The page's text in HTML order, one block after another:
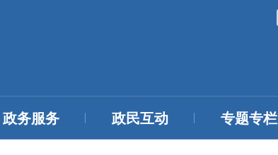
政务服务 政民互动 专题专栏